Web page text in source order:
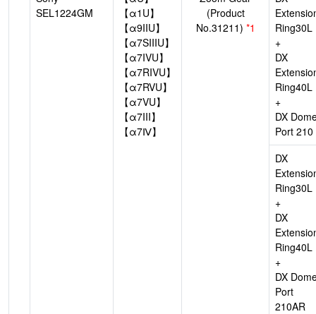
SEL1224GM
【α1U】
【α9IIU】
【α7SIIIU】
【α7IVU】
【α7RIVU】
【α7RVU】
【α7VU】
【α7III】
【α7Ⅳ】
(Product
No.31211) *1
Ring30L
+
DX
Ring40L
+
DX
Port 210
DX
Ring30L
+
DX
Ring40L
+
DX
Port
210AR